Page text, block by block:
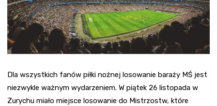
Dla wszystkich fanów piłki nożnej losowanie baraży MŚ jest
niezwykle ważnym wydarzeniem. W piątek 26 listopada w
Zurychu miało miejsce losowanie do Mistrzostw, które